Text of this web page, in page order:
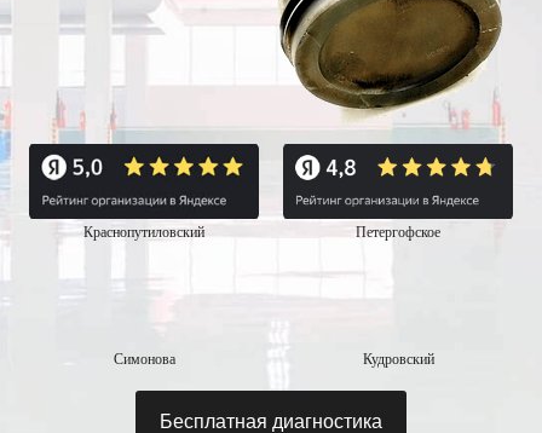
Краснопутиловский Петергофское
Симонова Кудровский
Бесплатная диагностика